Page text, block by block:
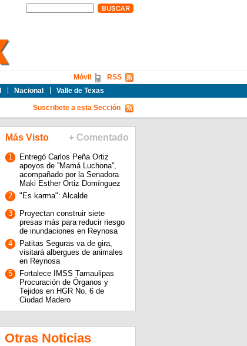
Nacional Valle de Texas
RSS
Móvil
Suscribete a esta Sección
Más Visto + Comentado
1
Entregó Carlos Peña Ortiz
apoyos de ''Mamá Luchona'',
acompañado por la Senadora
Maki Esther Ortiz Domínguez
2
"Es karma": Alcalde
3
Proyectan construir siete
presas más para reducir riesgo
de inundaciones en Reynosa
4
Patitas Seguras va de gira,
visitará albergues de animales
en Reynosa
5
Fortalece IMSS Tamaulipas
Procuración de Órganos y
Tejidos en HGR No. 6 de
Ciudad Madero
Otras Noticias